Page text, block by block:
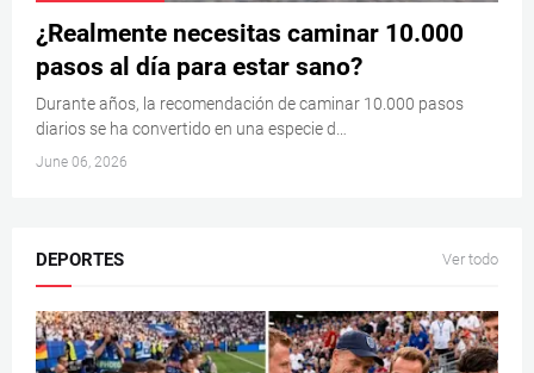
¿Realmente necesitas caminar 10.000
pasos al día para estar sano?
Durante años, la recomendación de caminar 10.000 pasos
diarios se ha convertido en una especie d…
June 06, 2026
DEPORTES Ver todo